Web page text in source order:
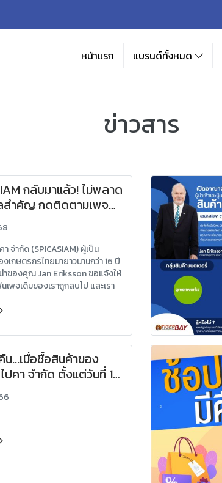
หน้าแรก แบรนด์ทั้งหมด
ข่าวสาร
กลับมาแล้ว! ไม่พลาด
สำคัญ กดติดตามเพจ
เลย!
จำกัด (SPICASIAM) ผู้เป็น
เกษตรกรไทยมายาวนานกว่า 16 ปี
ำของคุณ Jan Eriksson ขอแจ้งให้
เพจเดิมของเราถูกลบไป และเรา
หลักในการสื่อสารกับทุกท่าน
...เมื่อซื้อสินค้าของ
ปคา จำกัด ตั้งแต่วันที่ 1
- 15 กุมภาพันธ์
ามารถนำใบเสร็จรับ
คลธรรมดาในปีภาษี
มยอดที่ซื้อจริง สูงสุดได้